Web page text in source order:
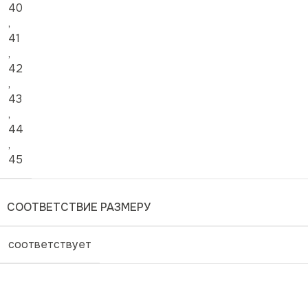
40
,
41
,
42
,
43
,
44
,
45
СООТВЕТСТВИЕ РАЗМЕРУ
соответствует